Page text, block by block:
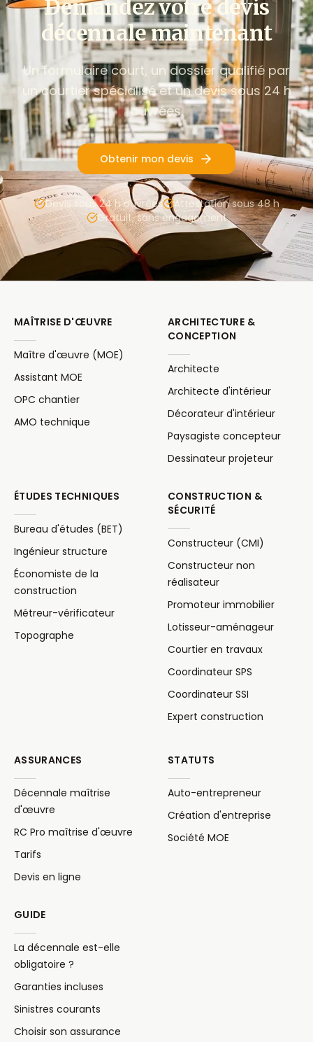
Demandez votre devis
décennale maintenant
Un formulaire court, un dossier qualifié par
un courtier spécialisé et un devis sous 24 h
ouvrées.
Obtenir mon devis
Devis sous 24 h ouvrées
Attestation sous 48 h
Gratuit, sans engagement
MAÎTRISE D'ŒUVRE
Maître d'œuvre (MOE)
Assistant MOE
OPC chantier
AMO technique
ARCHITECTURE &
CONCEPTION
Architecte
Architecte d'intérieur
Décorateur d'intérieur
Paysagiste concepteur
Dessinateur projeteur
ÉTUDES TECHNIQUES
Bureau d'études (BET)
Ingénieur structure
Économiste de la
construction
Métreur-vérificateur
Topographe
CONSTRUCTION &
SÉCURITÉ
Constructeur (CMI)
Constructeur non
réalisateur
Promoteur immobilier
Lotisseur-aménageur
Courtier en travaux
Coordinateur SPS
Coordinateur SSI
Expert construction
ASSURANCES
Décennale maîtrise
d'œuvre
RC Pro maîtrise d'œuvre
Tarifs
Devis en ligne
STATUTS
Auto-entrepreneur
Création d'entreprise
Société MOE
GUIDE
La décennale est-elle
obligatoire ?
Garanties incluses
Sinistres courants
Choisir son assurance